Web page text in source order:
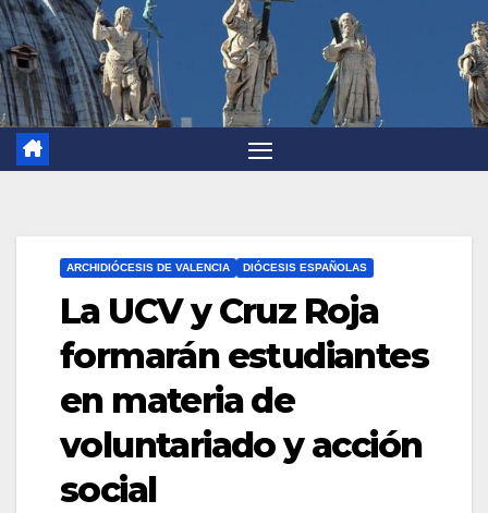
ARCHIDIÓCESIS DE VALENCIA DIÓCESIS ESPAÑOLAS
La UCV y Cruz Roja
formarán estudiantes
en materia de
voluntariado y acción
social